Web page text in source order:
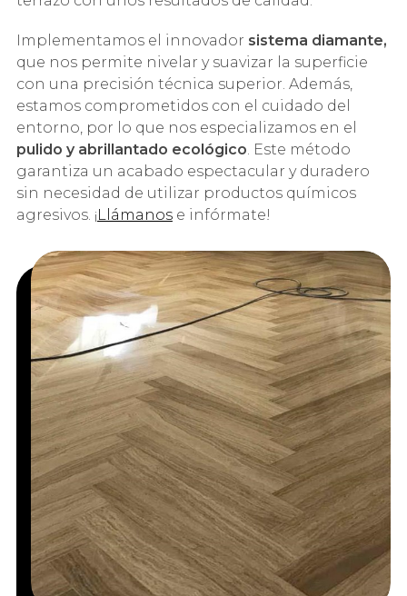
Implementamos el innovador sistema diamante,
que nos permite nivelar y suavizar la superficie
con una precisión técnica superior. Además,
estamos comprometidos con el cuidado del
entorno, por lo que nos especializamos en el
pulido y abrillantado ecológico . Este método
garantiza un acabado espectacular y duradero
sin necesidad de utilizar productos químicos
agresivos. ¡Llámanose infórmate!